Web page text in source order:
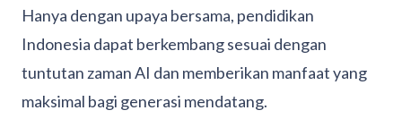
Hanya dengan upaya bersama, pendidikan
Indonesia dapat berkembang sesuai dengan
tuntutan zaman AI dan memberikan manfaat yang
maksimal bagi generasi mendatang.